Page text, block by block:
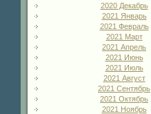
2020 Декабрь
2021 Январь
2021 Февраль
2021 Март
2021 Апрель
2021 Июнь
2021 Июль
2021 Август
2021 Сентябрь
2021 Октябрь
2021 Ноябрь